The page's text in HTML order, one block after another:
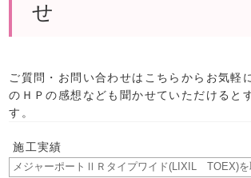
せ
ご質問・お問い合わせはこちらからお気軽
のＨＰの感想なども聞かせていただけると
す。
施工実績